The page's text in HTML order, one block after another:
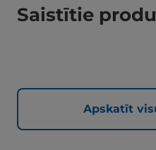
Saistītie
Apskatīt